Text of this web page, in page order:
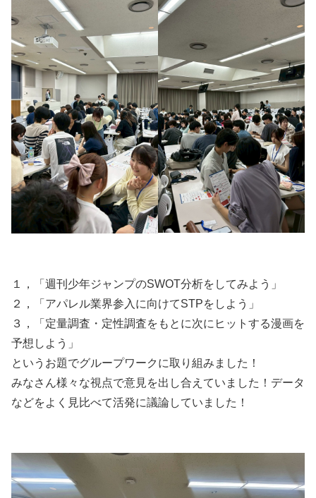
１，「週刊少年ジャンプのSWOT分析をしてみよう」
２，「アパレル業界参入に向けてSTPをしよう」
３，「定量調査・定性調査をもとに次にヒットする漫画を
予想しよう」
というお題でグループワークに取り組みました！
みなさん様々な視点で意見を出し合えていました！データ
などをよく見比べて活発に議論していました！